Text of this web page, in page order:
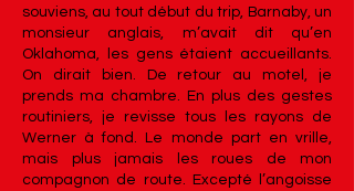
souviens, au tout début du trip, Barnaby, un
monsieur anglais, m’avait dit qu’en
Oklahoma, les gens étaient accueillants.
On dirait bien. De retour au motel, je
prends ma chambre. En plus des gestes
routiniers, je revisse tous les rayons de
Werner à fond. Le monde part en vrille,
mais plus jamais les roues de mon
compagnon de route. Excepté l’angoisse